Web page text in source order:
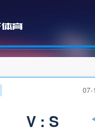
07-
V : S